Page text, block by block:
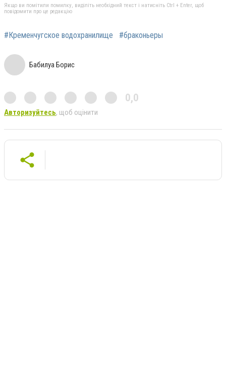
Якщо ви помітили помилку, виділіть необхідний текст і натисніть Ctrl + Enter, щоб
повідомити про це редакцію
#Кременчугское водохранилище #браконьеры
Бабилуа Борис
0,0
Авторизуйтесь, щоб оцінити